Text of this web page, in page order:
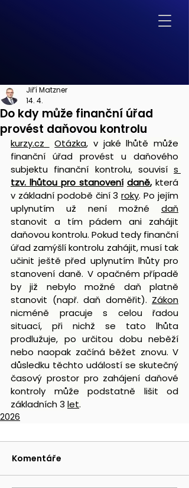
Do kdy může finanční úřad
provést daňovou kontrolu
Jiří Matzner
14. 4.
kurzy.cz Otázka, v jaké lhůtě může
finanční úřad provést u daňového
subjektu finanční kontrolu, souvisí s
tzv. lhůtou pro stanovení daně, která
v základní podobě činí 3 roky. Po jejím
uplynutím už není možné daň
stanovit a tím pádem ani zahájit
daňovou kontrolu. Pokud tedy finanční
úřad zamýšlí kontrolu zahájit, musí tak
učinit ještě před uplynutím lhůty pro
stanovení daně. V opačném případě
by již nebylo možné daň platně
stanovit (např. daň doměřit). Zákon
nicméně pracuje s celou řadou
situací, při nichž se tato lhůta
prodlužuje, po určitou dobu neběží
nebo naopak začíná běžet znovu. V
důsledku těchto událostí se skutečný
časový prostor pro zahájení daňové
kontroly může podstatně lišit od
základních 3 let.
2026
Komentáře